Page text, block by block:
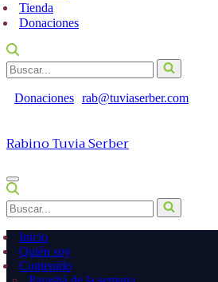
Tienda
Donaciones
Buscar...
Donaciones rab@tuviaserber.com
Rabino Tuvia Serber
Menú
de
navegación
Buscar...
Inicio
Quién soy
Contenido